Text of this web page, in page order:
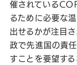
催されている
るために必要な
出せるかが注目
政で先進国の責
すことを要望する